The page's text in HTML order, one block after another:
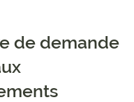
de demande